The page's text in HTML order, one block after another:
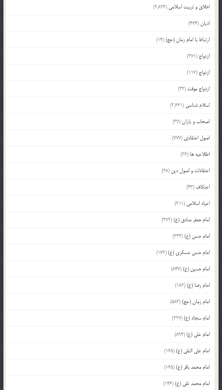
اخلاق و تربیت اسلامی (2,836)
ادیان(474)
ارتباط با امام زمان (عج)(14)
ازدواج (371)
ازدواج (117)
ازدواج موقت (32)
اسلام شناسی (2,661)
اصحاب و یاران(37)
اصول اعتقادی (777)
اطلاعیه ها (26)
اعتقادات و اصول دین (28)
اعتکاف (43)
اعیاد اسلامی (211)
امام جعفر صادق (ع)(372)
امام حسن (ع)(233)
امام حسن عسکری (ع)(172)
امام حسین (ع)(847)
امام رضا (ع)(182)
امام زمان (عج)(583)
امام سجاد (ع)(227)
امام علی (ع)(894)
امام علی النقی (ع)(165)
امام محمد باقر (ع)(165)
امام محمد تقی (ع)(146)